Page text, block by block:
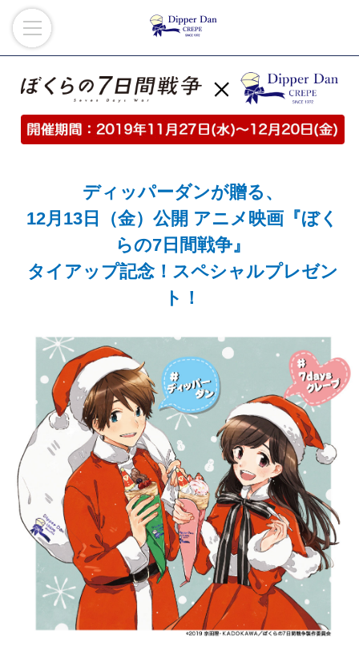
ディッパーダンが贈る、
12月13日（金）公開 アニメ映画『ぼく
らの7日間戦争』
タイアップ記念！スペシャルプレゼン
ト！